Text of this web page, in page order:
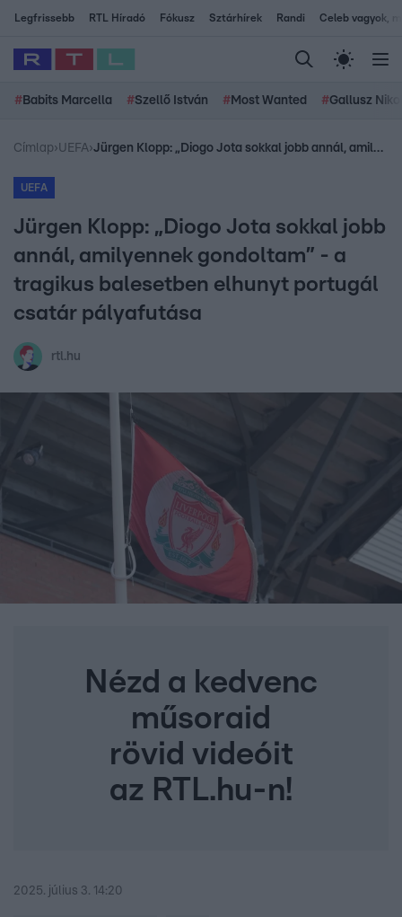
Legfrissebb RTL Híradó Fókusz Sztárhírek Randi Celeb vagyok,
# Babits Marcella #Szellő István # Most Wanted #Gallusz
Címlap›UEFA› Jürgen Klopp: „Diogo Jota sokkal jobb annál, amilyennek gondoltam” - a tragikus balesetben elhunyt portugál csatár pályafutása
UEFA
Jürgen Klopp: „Diogo Jota sokkal jobb
annál, amilyennek gondoltam” - a
tragikus balesetben elhunyt portugál
csatár pályafutása
rtl.hu
Nézd a kedvenc
műsoraid
rövid videóit
az RTL.hu-n!
2025. július 3. 14:20